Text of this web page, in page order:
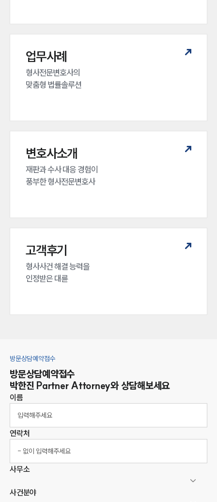
업무사례
형사전문변호사의
맞춤형 법률솔루션
변호사소개
재판과 수사 대응 경험이
풍부한 형사전문변호사
고객후기
형사사건 해결 능력을
인정받은 대륜
방문상담예약접수
방문상담예약접수
박한진 Partner Attorney와 상담해보세요
이름
연락처
사무소
사건분야